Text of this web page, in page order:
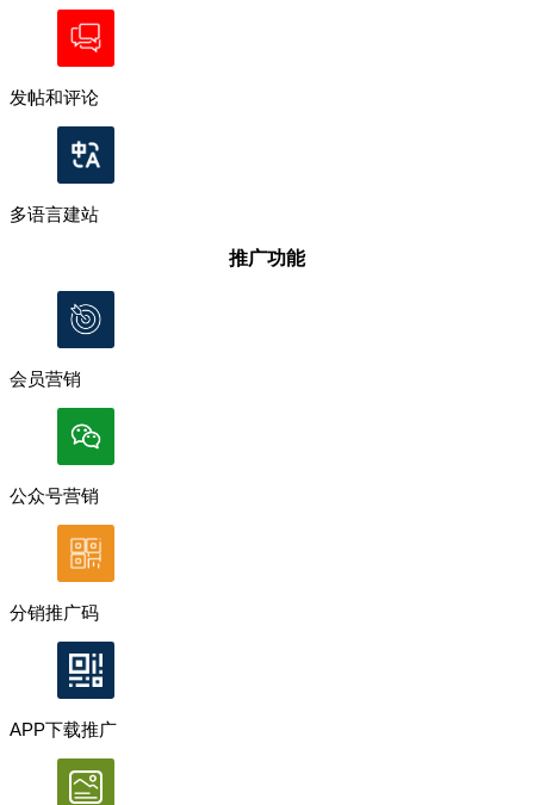
发帖和评论
多语言建站
推广功能
会员营销
公众号营销
分销推广码
APP下载推广